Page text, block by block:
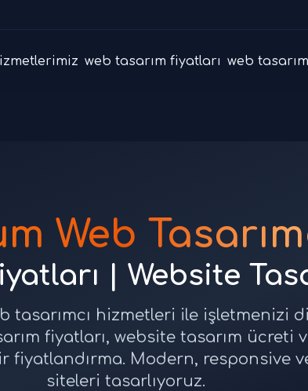
web tasarım fiyatları web
Web
| Website
tasarımcı hizmetleri ile işletmenizi
fiyatları, website tasarım ücreti
fiyatlandırma. Modern, responsive
siteleri tasarlıyoruz.